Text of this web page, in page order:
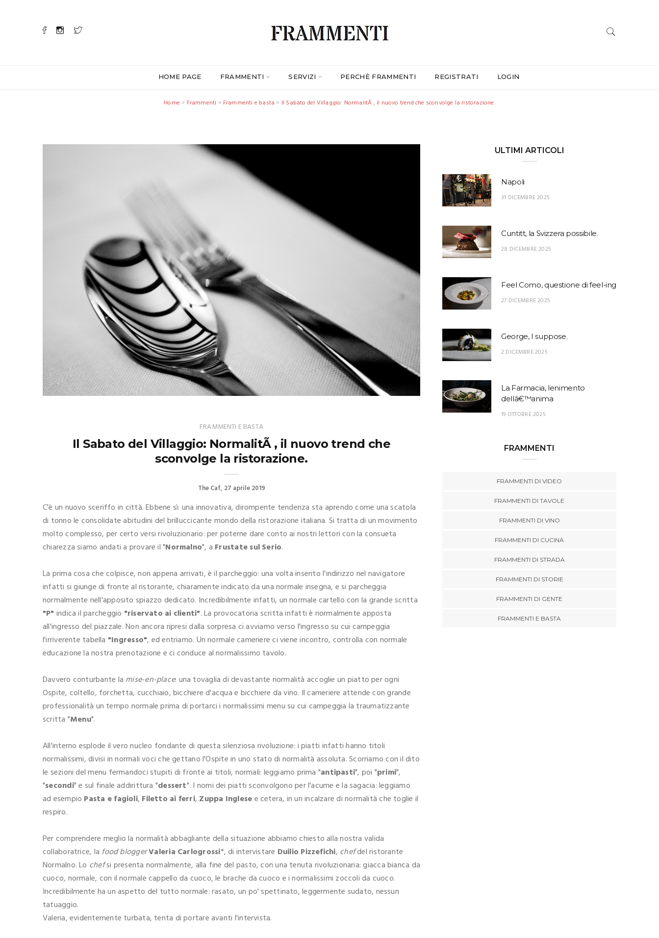
HOME PAGE FRAMMENTI SERVIZI PERCHÈ FRAMMENTI REGISTRATI LOGIN
Home > Frammenti > Frammenti e basta > Il Sabato del Villaggio: NormalitÃ , il nuovo trend che sconvolge la ristorazione.
FRAMMENTI E BASTA
Il Sabato del Villaggio: NormalitÃ , il nuovo trend che
sconvolge la ristorazione.
The Caf 27 aprile 2019
C'è un nuovo sceriffo in città. Ebbene sì: una innovativa, dirompente tendenza sta aprendo come una scatola
di tonno le consolidate abitudini del brilluccicante mondo della ristorazione italiana. Si tratta di un movimento
molto complesso, per certo versi rivoluzionario: per poterne dare conto ai nostri lettori con la consueta
chiarezza siamo andati a provare il "Normalno", a Frustate sul Serio.
La prima cosa che colpisce, non appena arrivati, è il parcheggio: una volta inserito l'indirizzo nel navigatore
infatti si giunge di fronte al ristorante, chiaramente indicato da una normale insegna, e si parcheggia
normalmente nell'apposito spiazzo dedicato. Incredibilmente infatti, un normale cartello con la grande scritta
"P" indica il parcheggio "riservato ai clienti". La provocatoria scritta infatti è normalmente apposta
all'ingresso del piazzale. Non ancora ripresi dalla sorpresa ci avviamo verso l'ingresso su cui campeggia
l'irriverente tabella "Ingresso", ed entriamo. Un normale cameriere ci viene incontro, controlla con normale
educazione la nostra prenotazione e ci conduce al normalissimo tavolo.
Davvero conturbante la mise-en-place: una tovaglia di devastante normalità accoglie un piatto per ogni
Ospite, coltello, forchetta, cucchiaio, bicchiere d'acqua e bicchiere da vino. Il cameriere attende con grande
professionalità un tempo normale prima di portarci i normalissimi menu su cui campeggia la traumatizzante
scritta "Menu".
All'interno esplode il vero nucleo fondante di questa silenziosa rivoluzione: i piatti infatti hanno titoli
normalissimi, divisi in normali voci che gettano l'Ospite in uno stato di normalità assoluta. Scorriamo con il dito
le sezioni del menu fermandoci stupiti di fronte ai titoli, normali: leggiamo prima "antipasti", poi "primi",
"secondi" e sul finale addirittura "dessert". I nomi dei piatti sconvolgono per l'acume e la sagacia: leggiamo
ad esempio Pasta e fagioli, Filetto ai ferri, Zuppa Inglesee cetera, in un incalzare di normalità che toglie il
respiro.
Per comprendere meglio la normalità abbagliante della situazione abbiamo chiesto alla nostra valida
collaboratrice, la food bloggerValeria Carlogrossi*, di intervistare Duilio Pizzefichi, chefdel ristorante
Normalno. Lo chefsi presenta normalmente, alla fine del pasto, con una tenuta rivoluzionaria: giacca bianca da
cuoco, normale, con il normale cappello da cuoco, le brache da cuoco e i normalissimi zoccoli da cuoco.
Incredibilmente ha un aspetto del tutto normale: rasato, un po' spettinato, leggermente sudato, nessun
tatuaggio.
Valeria, evidentemente turbata, tenta di portare avanti l'intervista.
ULTIMI ARTICOLI
Napoli
31 DICEMBRE 2025
Cuntitt, la Svizzera possibile.
28 DICEMBRE 2025
Feel Como, questione di feel-ing
27 DICEMBRE 2025
George, I suppose.
2 DICEMBRE 2025
La Farmacia, lenimento
dellâ€™anima
19 OTTOBRE 2025
FRAMMENTI
FRAMMENTI DI VIDEO
FRAMMENTI DI TAVOLE
FRAMMENTI DI VINO
FRAMMENTI DI CUCINA
FRAMMENTI DI STRADA
FRAMMENTI DI STORIE
FRAMMENTI DI GENTE
FRAMMENTI E BASTA